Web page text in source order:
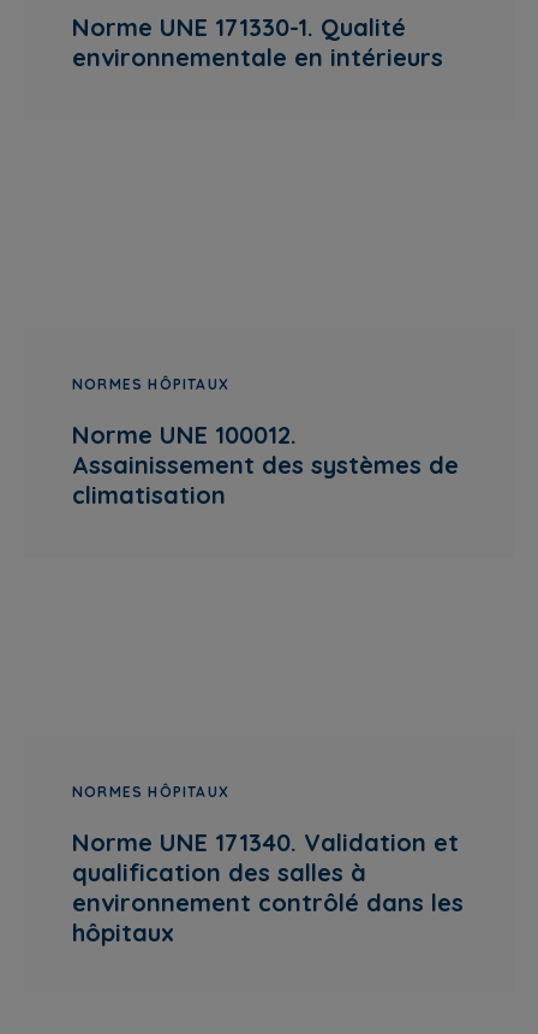
Norme UNE 171330-1. Qualité
environnementale en intérieurs
NORMES HÔPITAUX
Norme UNE 100012.
Assainissement des systèmes de
climatisation
NORMES HÔPITAUX
Norme UNE 171340. Validation et
qualification des salles à
environnement contrôlé dans les
hôpitaux